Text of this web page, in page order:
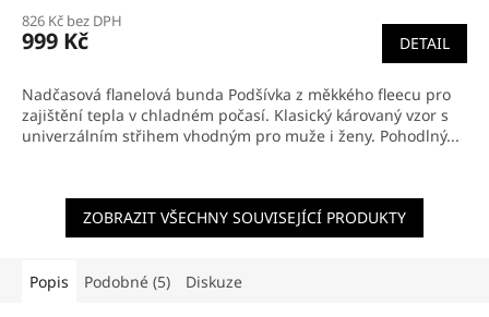
produktu
je
z
5
hvězdiček.
826 Kč bez DPH
999 Kč DETAIL
Nadčasová flanelová bunda Podšívka z měkkého fleecu pro
zajištění tepla v chladném počasí. Klasický károvaný vzor s
univerzálním střihem vhodným pro muže i ženy. Pohodlný...
ZOBRAZIT VŠECHNY SOUVISEJÍCÍ PRODUKTY
Popis Podobné (5) Diskuze